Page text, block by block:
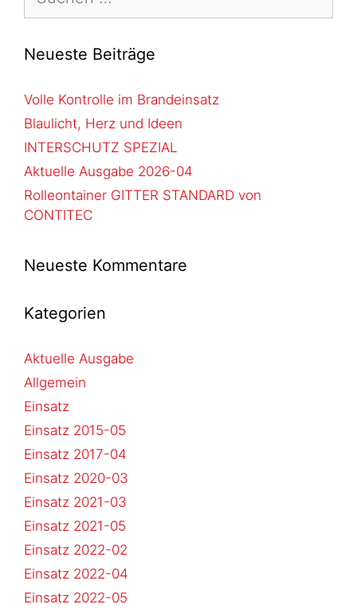
Neueste Beiträge
Volle Kontrolle im Brandeinsatz
Blaulicht, Herz und Ideen
INTERSCHUTZ SPEZIAL
Aktuelle Ausgabe 2026-04
Rolleontainer GITTER STANDARD von
CONTITEC
Neueste Kommentare
Kategorien
Aktuelle Ausgabe
Allgemein
Einsatz
Einsatz 2015-05
Einsatz 2017-04
Einsatz 2020-03
Einsatz 2021-03
Einsatz 2021-05
Einsatz 2022-02
Einsatz 2022-04
Einsatz 2022-05